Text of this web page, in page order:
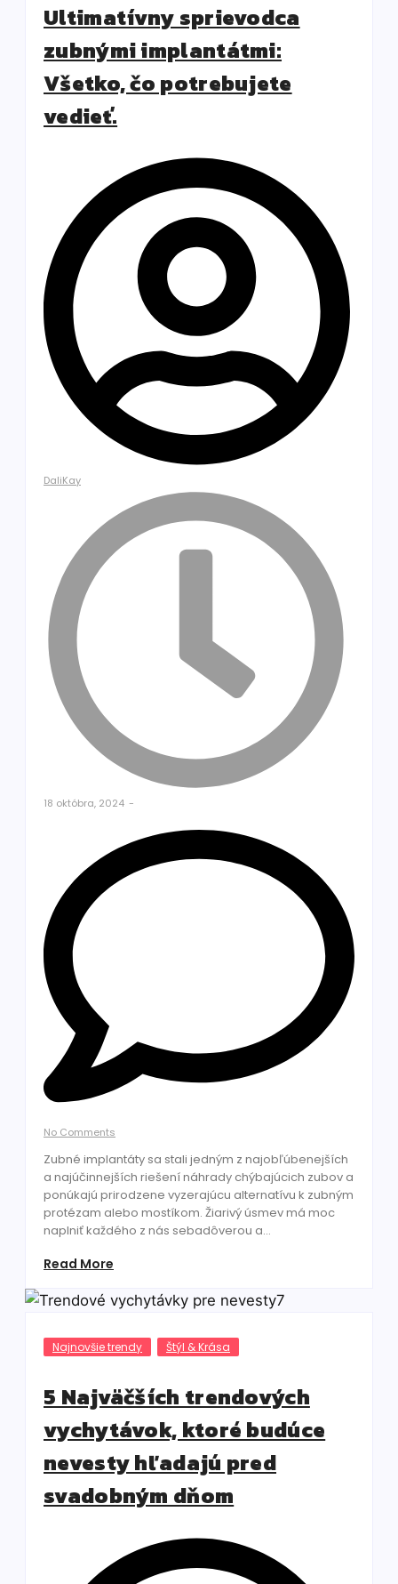
Ultimatívny sprievodca
zubnými implantátmi:
Všetko, čo potrebujete
vedieť.
DaliKay
18 októbra, 2024 -
No Comments
Zubné implantáty sa stali jedným z najobľúbenejších
a najúčinnejších riešení náhrady chýbajúcich zubov a
ponúkajú prirodzene vyzerajúcu alternatívu k zubným
protézam alebo mostíkom. Žiarivý úsmev má moc
naplniť každého z nás sebadôverou a...
Read More
Najnovšie trendy Štýl & Krása
5 Najväčších trendových
vychytávok, ktoré budúce
nevesty hľadajú pred
svadobným dňom